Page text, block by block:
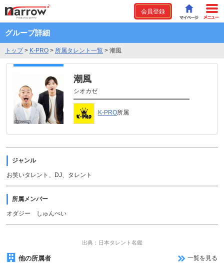
会員登録
グループ詳細
トップ> K-PRO > 所属タレント一覧 > 潮風
潮風
シオカゼ
K-PRO所属
ジャンル
お笑いタレント、DJ、タレント
所属メンバー
オダジー しゅんぺい
出典：日本タレント名鑑
他の所属者 一覧を見る